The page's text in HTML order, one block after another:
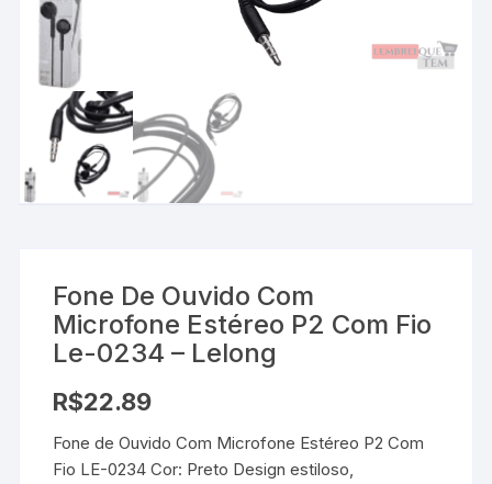
Fone De Ouvido Com
Microfone Estéreo P2 Com Fio
Le-0234 – Lelong
R$22.89
Fone de Ouvido Com Microfone Estéreo P2 Com
Fio LE-0234 Cor: Preto Design estiloso,